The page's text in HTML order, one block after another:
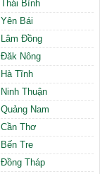
Thái Bình
Yên Bái
Lâm Đồng
Đăk Nông
Hà Tĩnh
Ninh Thuận
Quảng Nam
Cần Thơ
Bến Tre
Đồng Tháp